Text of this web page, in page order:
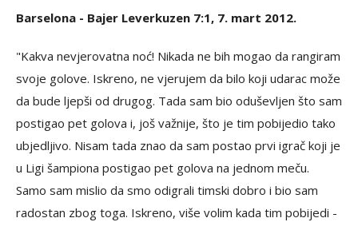
Barselona - Bajer Leverkuzen 7:1, 7. mart 2012.
"Kakva nevjerovatna noć! Nikada ne bih mogao da rangiram
svoje golove. Iskreno, ne vjerujem da bilo koji udarac može
da bude ljepši od drugog. Tada sam bio oduševljen što sam
postigao pet golova i, još važnije, što je tim pobijedio tako
ubjedljivo. Nisam tada znao da sam postao prvi igrač koji je
u Ligi šampiona postigao pet golova na jednom meču.
Samo sam mislio da smo odigrali timski dobro i bio sam
radostan zbog toga. Iskreno, više volim kada tim pobijedi -